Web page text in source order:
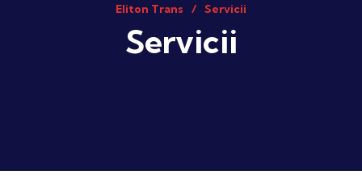
Eliton Trans Servicii
Servicii